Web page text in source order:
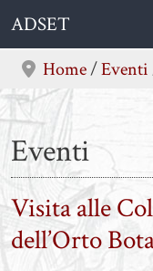
Skip
content
ADSET
Home/Eventi
Eventi
Visita alle
dell’Orto